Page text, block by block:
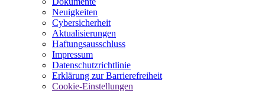
Neuigkeiten
Cybersicherheit
Aktualisierungen
Haftungsausschluss
Impressum
Datenschutzrichtlinie
Erklärung zur Barrierefreiheit
Cookie-Einstellungen